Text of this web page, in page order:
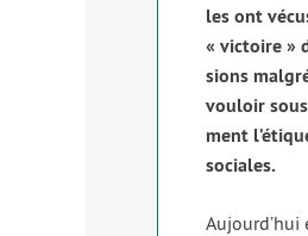
les ont
« vic­toire »
sions
vou­loir
ment
sociales.